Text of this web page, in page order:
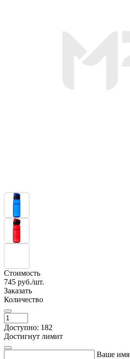
Стоимость
745 руб./шт.
Заказать
Количество
Доступно: 182
Достигнут лимит
Ваше имя